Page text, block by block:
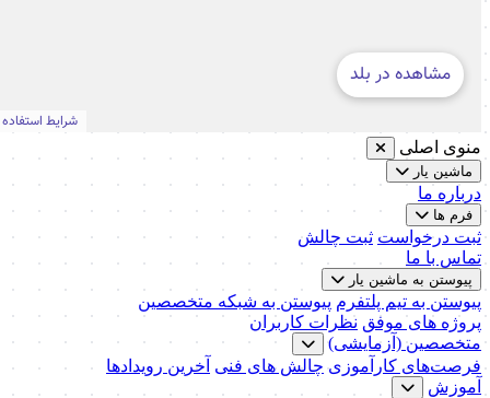
منوی اصلی
ماشین یار
درباره ما
فرم ها
ثبت درخواست ثبت چالش
تماس با ما
پیوستن به ماشین یار
پیوستن به تیم پلتفرم پیوستن به شبکه متخصصین
پروژه های موفق نظرات کاربران
متخصصین (آزمایشی)
فرصت‌های کارآموزی چالش های فنی آخرین رویدادها
آموزش